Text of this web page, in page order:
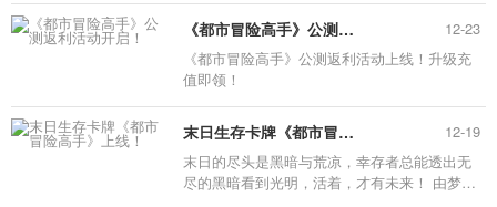
花嫁等诸多内容陆续上线，邀团长们亲启新一
年爱琳大陆盛事！共庆一岁生日！
《都市冒险高手》公测返利活动开启！
12-23
《都市冒险高手》公测返利活动上线！升级充
值即领！
末日生存卡牌《都市冒险高手》上线！
12-19
末日的尽头是黑暗与荒凉，幸存者总能透出无
尽的黑暗看到光明，活着，才有未来！ 由梦玩